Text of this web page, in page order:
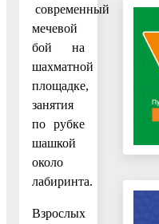
современный
мечевой
бой на
шахматной
площадке,
занятия
по рубке
шашкой
около
лабиринта.
Взрослых